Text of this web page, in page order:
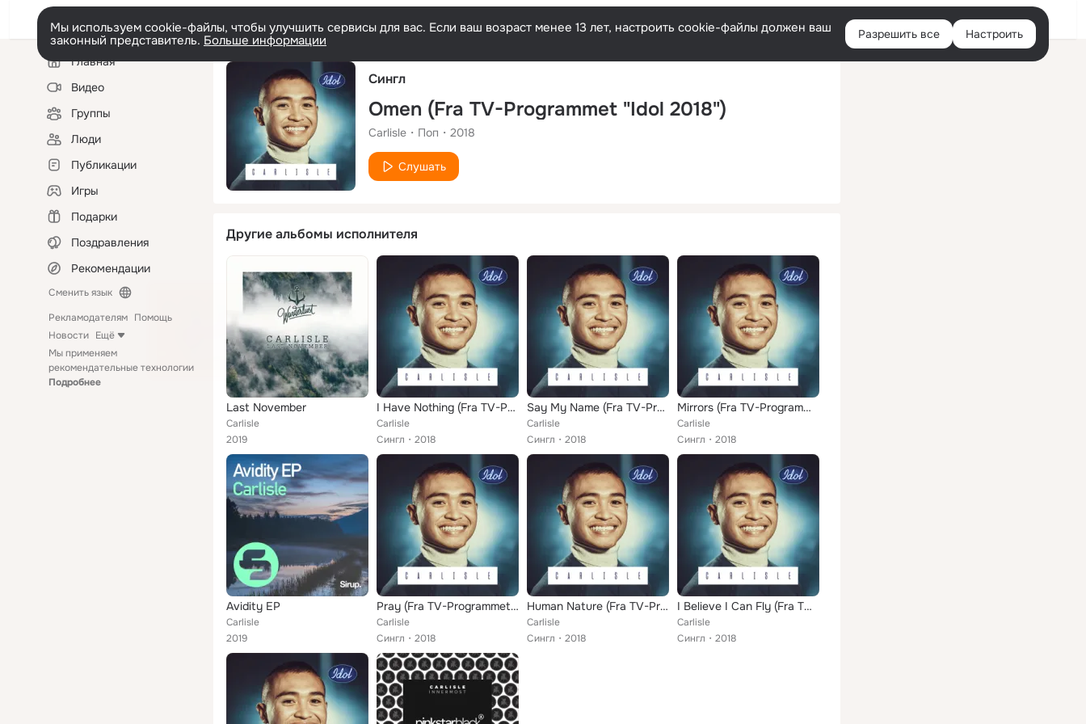
Русский Войти
Мы используем cookie-файлы, чтобы улучшить сервисы для вас. Если ваш возраст менее 13 лет, настроить cookie-файлы должен ваш
законный представитель. Больше информации Разрешить все Настроить
Левая
колонкаГлавная
Видео
Группы
Люди
Публикации
Игры
Подарки
Поздравления
Рекомендации
Сменить язык
Рекламодателям Помощь
Новости Ещё
Мы применяем
рекомендательные технологии
Подробнее
Сингл
Omen (Fra TV-Programmet "Idol 2018")
Carlisle Поп 2018
Слушать
Другие альбомы исполнителя
Last November
Carlisle
2019
I Have Nothing (Fra TV-Programmet "Idol 2018")
Carlisle
Сингл
2018
Say My Name (Fra TV-Programmet "Idol 2018")
Carlisle
Сингл
2018
Mirrors (Fra TV-Programmet "Idol 2018")
Carlisle
Сингл
2018
Avidity EP
Carlisle
2019
Pray (Fra TV-Programmet "Idol 2018")
Carlisle
Сингл
2018
Human Nature (Fra TV-Programmet "Idol 2018")
Carlisle
Сингл
2018
I Believe I Can Fly (Fra TV-Programmet "Idol 2018")
Carlisle
Сингл
2018